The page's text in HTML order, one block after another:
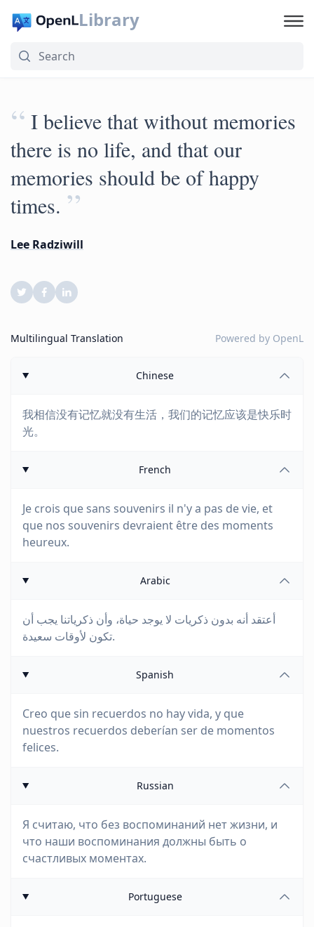
Library
“ I believe that without memories
there is no life, and that our
memories should be of happy
times. ”
Lee Radziwill
Multilingual Translation Powered by OpenL
Chinese
我相信没有记忆就没有生活，我们的记忆应该是快乐时
光。
French
Je crois que sans souvenirs il n'y a pas de vie, et
que nos souvenirs devraient être des moments
heureux.
Arabic
أعتقد أنه بدون ذكريات لا يوجد حياة، وأن ذكرياتنا يجب أن
تكون لأوقات سعيدة.
Spanish
Creo que sin recuerdos no hay vida, y que
nuestros recuerdos deberían ser de momentos
felices.
Russian
Я считаю, что без воспоминаний нет жизни, и
что наши воспоминания должны быть о
счастливых моментах.
Portuguese